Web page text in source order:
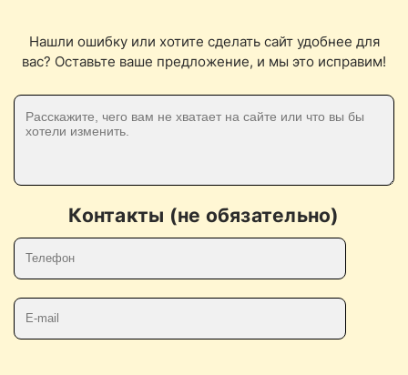
Нашли ошибку или хотите сделать сайт удобнее для
вас? Оставьте ваше предложение, и мы это исправим!
Контакты (не обязательно)